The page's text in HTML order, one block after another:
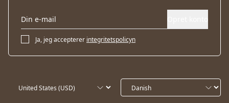
Ja, jeg accepterer integritetspolicyn